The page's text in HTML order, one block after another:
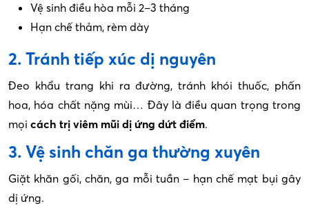
Vệ sinh điều hòa mỗi 2–3 tháng
Hạn chế thảm, rèm dày
2. Tránh tiếp xúc dị nguyên
Đeo khẩu trang khi ra đường, tránh khói thuốc, phấn
hoa, hóa chất nặng mùi… Đây là điều quan trọng trong
mọi cách trị viêm mũi dị ứng dứt điểm.
3. Vệ sinh chăn ga thường xuyên
Giặt khăn gối, chăn, ga mỗi tuần – hạn chế mạt bụi gây
dị ứng.